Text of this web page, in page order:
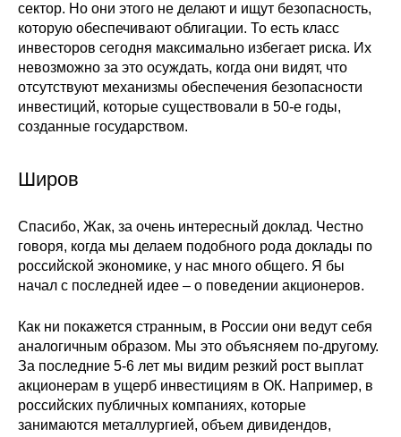
сектор. Но они этого не делают и ищут безопасность,
которую обеспечивают облигации. То есть класс
инвесторов сегодня максимально избегает риска. Их
невозможно за это осуждать, когда они видят, что
отсутствуют механизмы обеспечения безопасности
инвестиций, которые существовали в 50-е годы,
созданные государством.
Широв
Спасибо, Жак, за очень интересный доклад. Честно
говоря, когда мы делаем подобного рода доклады по
российской экономике, у нас много общего. Я бы
начал с последней идее – о поведении акционеров.
Как ни покажется странным, в России они ведут себя
аналогичным образом. Мы это объясняем по-другому.
За последние 5-6 лет мы видим резкий рост выплат
акционерам в ущерб инвестициям в ОК. Например, в
российских публичных компаниях, которые
занимаются металлургией, объем дивидендов,